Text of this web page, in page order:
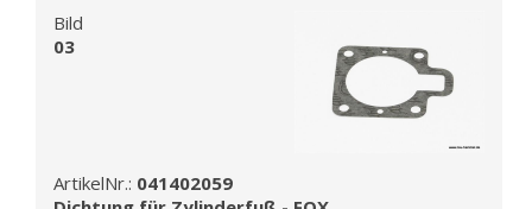
Bild
03
ArtikelNr.: 041402059